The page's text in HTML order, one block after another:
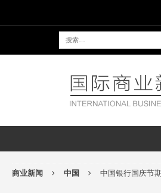
商业新闻 中国 中国银行国庆节